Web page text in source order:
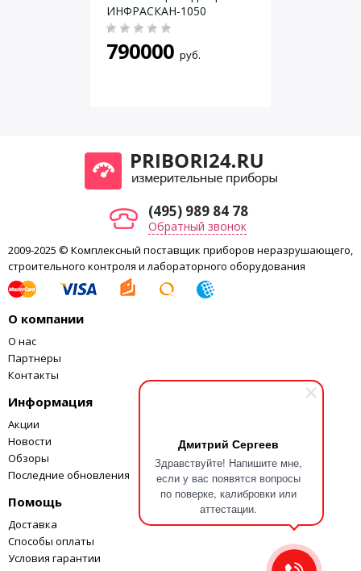
Дмитрий Сергеев
Здравствуйте! Напишите мне,
если у вас появятся вопросы
по поверке, калибровки или
аттестации.
ИНФРАСКАН-1050
790000 руб.
(495) 989 84 78
Обратный звонок
2009-2025 © Комплексный поставщик приборов неразрушающего,
строительного контроля и лабораторного оборудования
О компании
О нас
Партнеры
Контакты
Информация
Акции
Новости
Обзоры
Последние обновления
Помощь
Доставка
Способы оплаты
Условия гарантии